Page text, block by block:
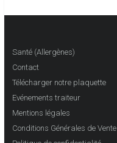
Santé (Allergènes)
Contact
Télécharger notre plaquette
Evénements traiteur
Mentions légales
Conditions Générales de Vente